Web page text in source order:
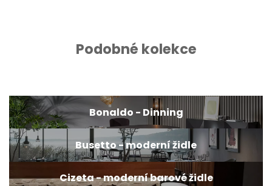
Podobné kolekce
Bonaldo - Dinning
Busetto - moderní židle
Cizeta - moderní barové židle